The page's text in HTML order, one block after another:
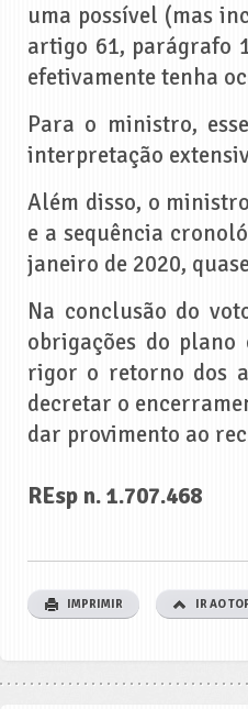
uma possível (mas
artigo 61, parágrafo
efetivamente tenha
Para o ministro,
interpretação
Além disso, o
e a sequência
janeiro de 2020,
Na conclusão do
obrigações do
rigor o retorno dos
decretar o
dar provimento ao
REsp n. 1.707.468
IMPRIMIR IR AO